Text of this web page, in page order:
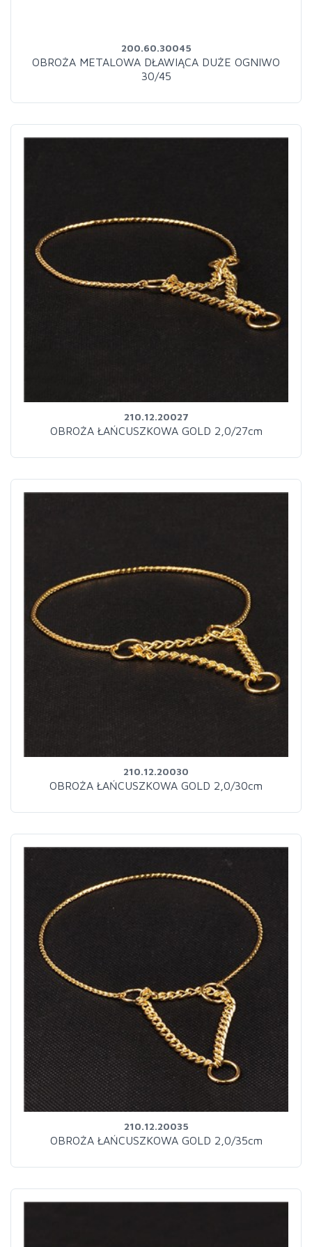
200.60.30045
OBROŻA METALOWA DŁAWIĄCA DUŻE OGNIWO
30/45
210.12.20027
OBROŻA ŁAŃCUSZKOWA GOLD 2,0/27cm
210.12.20030
OBROŻA ŁAŃCUSZKOWA GOLD 2,0/30cm
210.12.20035
OBROŻA ŁAŃCUSZKOWA GOLD 2,0/35cm